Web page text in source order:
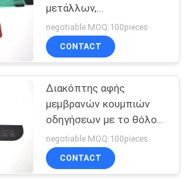
18
μετάλλων,
αποτυπωμένο σε
ανάγλυφο αφής
πληκτρολόγιο
negotiable MOQ:100pieces
CONTACT
Διακόπτης αφής
μεμβρανών κουμπιών
οδηγήσεων με το θόλο
μετάλλων για το
σύστημα ελεγκτών
negotiable MOQ:100pieces
CONTACT